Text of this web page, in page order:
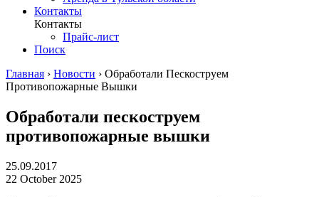
Контакты
Контакты
Прайс-лист
Поиск
Главная › Новости › Обработали Пескоструем
Противопожарные Вышки
Обработали пескоструем
противопожарные вышки
25.09.2017
22 October 2025